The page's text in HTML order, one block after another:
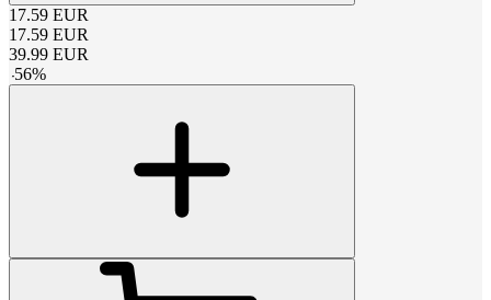
17.59 EUR
17.59 EUR
39.99 EUR
-56%